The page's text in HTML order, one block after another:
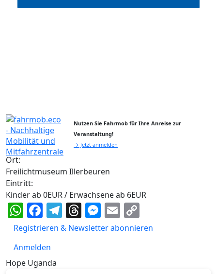
Nutzen Sie Fahrmob für Ihre Anreise zur
Veranstaltung!
→ Jetzt anmelden
Ort:
Freilichtmuseum Illerbeuren
Eintritt:
Kinder ab 0EUR / Erwachsene ab 6EUR
WhatsApp
Facebook
Telegram
Threads
Messenger
Email
Link
Registrieren & Newsletter abonnieren
Anmelden
Hope Uganda